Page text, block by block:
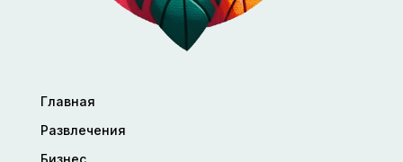
Главная
Развлечения
Бизнес